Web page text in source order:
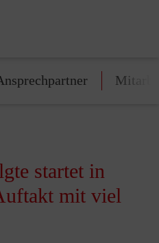
startet in
mit viel